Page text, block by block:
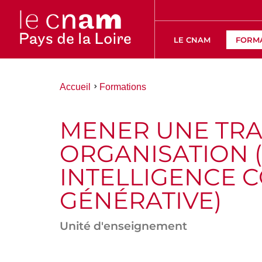
LE CNAM
Vous
Accueil Formations
MENER UNE
ORGANISATION
INTELLIGENCE
GÉNÉRATIVE)
Unité d'enseignement